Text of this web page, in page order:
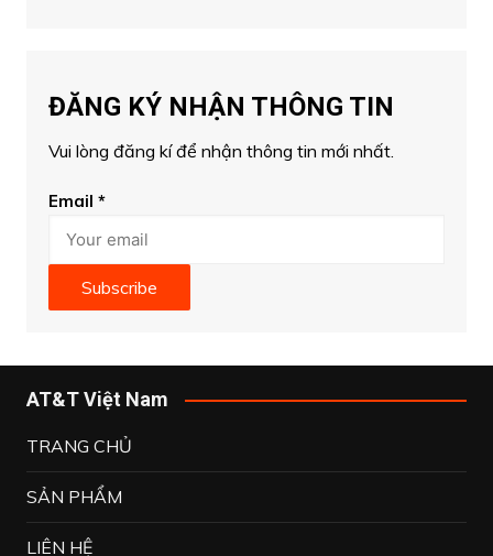
ĐĂNG KÝ NHẬN THÔNG TIN
Vui lòng đăng kí để nhận thông tin mới nhất.
Email *
Subscribe
AT&T Việt Nam
TRANG CHỦ
SẢN PHẨM
LIÊN HỆ